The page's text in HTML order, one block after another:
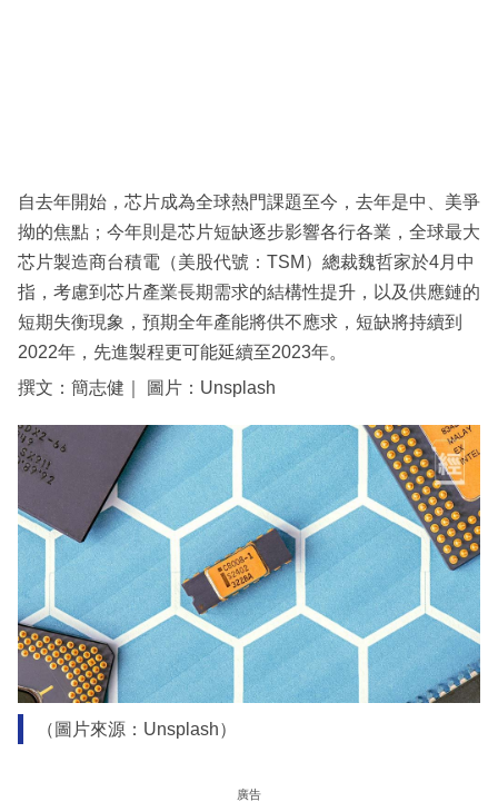
區
自去年開始，芯片成為全球熱門課題至今，去年是中、美爭
拗的焦點；今年則是芯片短缺逐步影響各行各業，全球最大
芯片製造商台積電（美股代號：TSM）總裁魏哲家於4月中
指，考慮到芯片產業長期需求的結構性提升，以及供應鏈的
短期失衡現象，預期全年產能將供不應求，短缺將持續到
2022年，先進製程更可能延續至2023年。
撰文：簡志健｜ 圖片：Unsplash
（圖片來源：Unsplash）
廣告